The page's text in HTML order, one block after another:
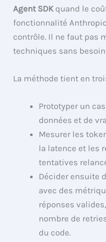
Agent SDKquand le
fonctionnalité
contrôle. Il ne faut pas
techniques sans
La méthode tient en
Prototyper un
données et de
Mesurer les
la latence et les
tentatives
Décider ensuite
avec des
réponses
nombre de
du code.